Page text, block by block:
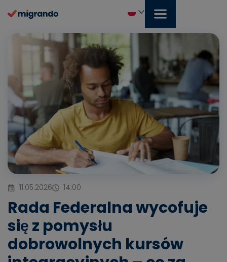
do
11.05.2026 14:00
Rada Federalna wycofuje
się z pomysłu
dobrowolnych kursów